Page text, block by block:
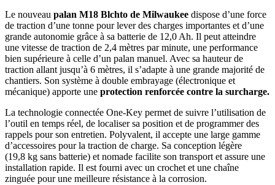
Le nouveau palan M18 Blchto de Milwaukee dispose d’une force
de traction d’une tonne pour lever des charges importantes et d’une
grande autonomie grâce à sa batterie de 12,0 Ah. Il peut atteindre
une vitesse de traction de 2,4 mètres par minute, une performance
bien supérieure à celle d’un palan manuel. Avec sa hauteur de
traction allant jusqu’à 6 mètres, il s’adapte à une grande majorité de
chantiers. Son système à double embrayage (électronique et
mécanique) apporte une protection renforcée contre la surcharge.
La technologie connectée One-Key permet de suivre l’utilisation de
l’outil en temps réel, de localiser sa position et de programmer des
rappels pour son entretien. Polyvalent, il accepte une large gamme
d’accessoires pour la traction de charge. Sa conception légère
(19,8 kg sans batterie) et nomade facilite son transport et assure une
installation rapide. Il est fourni avec un crochet et une chaîne
zinguée pour une meilleure résistance à la corrosion.